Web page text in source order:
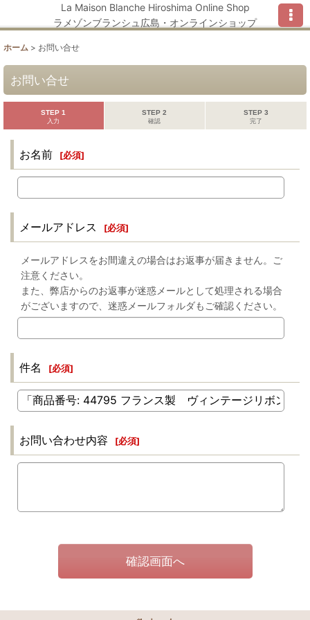
La Maison Blanche Hiroshima Online Shop
ラメゾンブランシュ広島・オンラインショップ
ホーム > お問い合せ
お問い合せ
STEP 1
入力
STEP 2
確認
STEP 3
完了
お名前 [必須]
メールアドレス [必須]
メールアドレスをお間違えの場合はお返事が届きません。ご
注意ください。
また、弊店からのお返事が迷惑メールとして処理される場合
がございますので、迷惑メールフォルダもご確認ください。
件名 [必須]
お問い合わせ内容 [必須]
確認画面へ